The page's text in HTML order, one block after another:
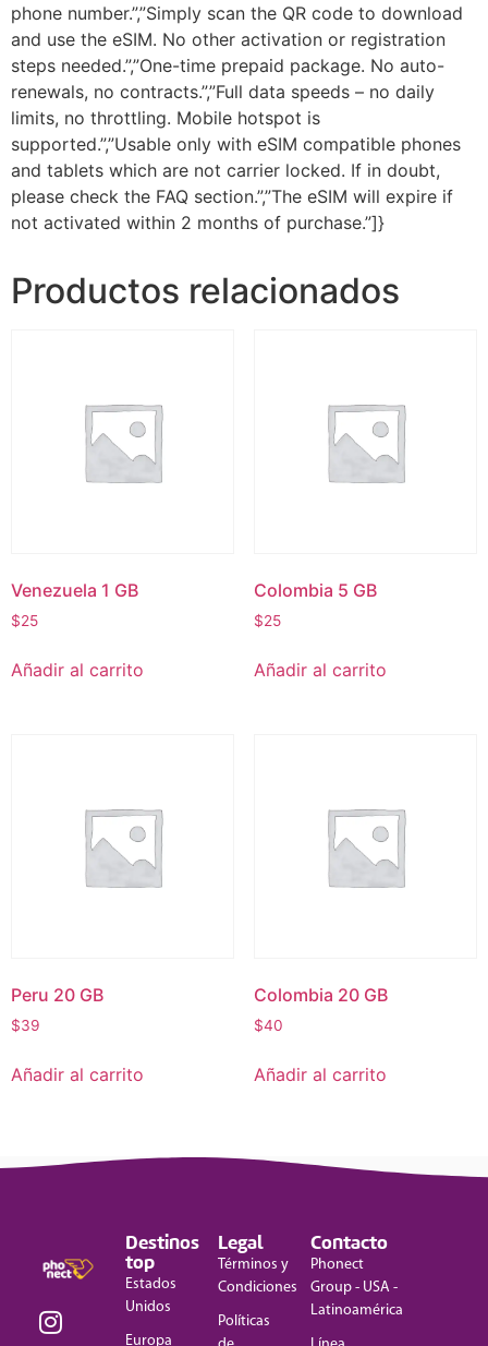
phone number.”,”Simply scan the QR code to download
and use the eSIM. No other activation or registration
steps needed.”,”One-time prepaid package. No auto-
renewals, no contracts.”,”Full data speeds – no daily
limits, no throttling. Mobile hotspot is
supported.”,”Usable only with eSIM compatible phones
and tablets which are not carrier locked. If in doubt,
please check the FAQ section.”,”The eSIM will expire if
not activated within 2 months of purchase.”]}
Productos relacionados
Venezuela 1 GB
$25
Añadir al carrito
Colombia 5 GB
$25
Añadir al carrito
Peru 20 GB
$39
Añadir al carrito
Colombia 20 GB
$40
Añadir al carrito
Destinos
top
Estados
Unidos
Europa
Legal
Términos y
Condiciones
Políticas
Contacto
Phonect
Group - USA -
Latinoamérica